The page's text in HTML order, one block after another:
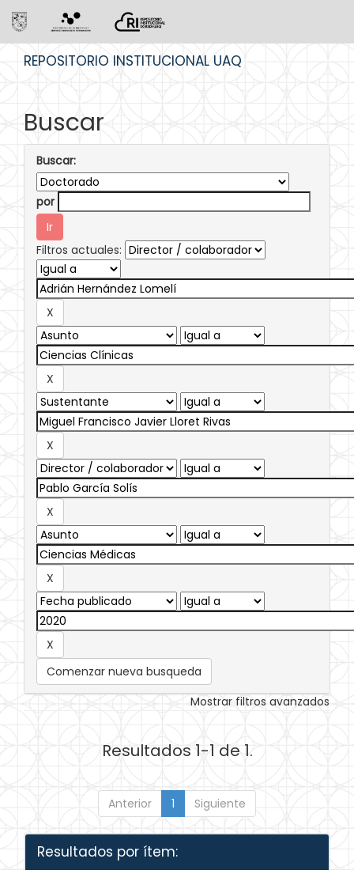
REPOSITORIO INSTITUCIONAL UAQ
Buscar
Buscar:
por
Filtros actuales:
Comenzar nueva busqueda
Mostrar filtros avanzados
Resultados 1-1 de 1.
Anterior 1 Siguiente
Resultados por ítem: